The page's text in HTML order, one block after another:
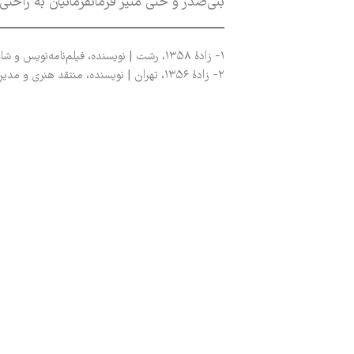
۱- زادۀ ۱۳۵۸، رشت | نويسنده، فیلم‌نامه‌نویس و شاعر
۲- زادۀ ۱۳۵۶، تهران | نویسنده، منتقد هنری و مدیرِ گالری هما